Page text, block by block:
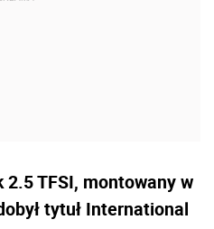
TFSI, montowany w
tytuł International